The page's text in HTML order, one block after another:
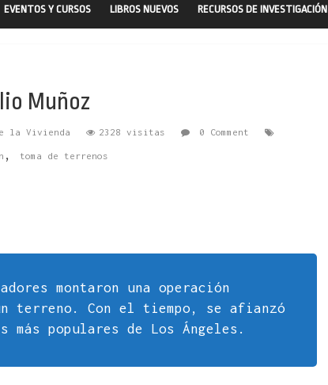
EVENTOS Y CURSOS LIBROS NUEVOS RECURSOS DE INVESTIGACIÓN
Muñoz
la Vivienda 2328 visitas 0 Comment
, toma de terrenos
montaron una operación
terreno. Con el tiempo, se afianzó
populares de Los Ángeles.